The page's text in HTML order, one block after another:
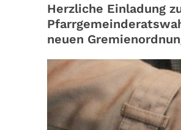
Herzliche Einladung
neuen